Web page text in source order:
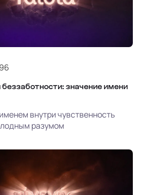
значение имени
внутри чувственность
разумом